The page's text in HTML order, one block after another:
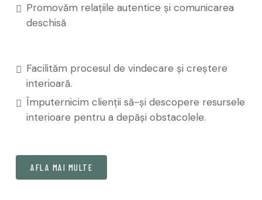
Promovăm relațiile autentice și comunicarea
deschisă
Facilităm procesul de vindecare și creștere
interioară.
Împuternicim clienții să-și descopere resursele
interioare pentru a depăși obstacolele.
AFLA MAI MULTE